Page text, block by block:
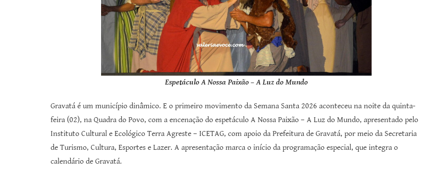
Espetáculo A Nossa Paixão – A Luz do Mundo
Gravatá é um município dinâmico. E o primeiro movimento da Semana Santa 2026 aconteceu na noite da quinta-
feira (02), na Quadra do Povo, com a encenação do espetáculo A Nossa Paixão – A Luz do Mundo, apresentado pelo
Instituto Cultural e Ecológico Terra Agreste – ICETAG, com apoio da Prefeitura de Gravatá, por meio da Secretaria
de Turismo, Cultura, Esportes e Lazer. A apresentação marca o início da programação especial, que integra o
calendário de Gravatá.